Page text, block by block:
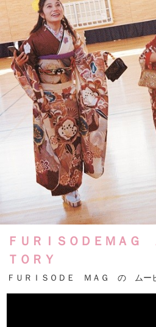
ＦＵＲＩＳＯＤＥＭＡＧ
ＴＯＲＹ
ＦＵＲＩＳＯＤＥ ＭＡＧ の ムービ